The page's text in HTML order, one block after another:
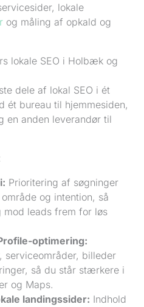
lokale
og måling af opkald og
lokale SEO i Holbæk og
dele af lokal SEO i ét
ét bureau til hjemmesiden,
en anden leverandør til
Prioritering af søgninger
og intention, så
mod leads frem for løs
optimering:
serviceområder, billeder
så du står stærkere i
og Maps.
landingssider: Indhold